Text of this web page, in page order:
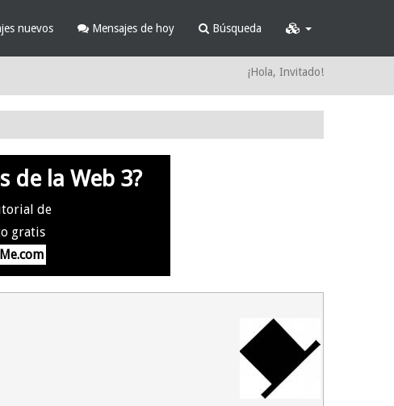
nuevos Mensajes de hoy Búsqueda
¡Hola, Invitado!
de la Web 3?
de
gratis